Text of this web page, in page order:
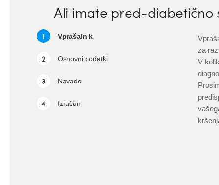
Ali imate pred-diabetično
1 Vprašalnik
2 Osnovni podatki
3 Navade
4 Izračun
za
V